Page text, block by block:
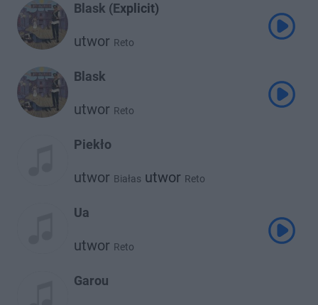
Blask (Explicit)
utwor Reto
Blask
utwor Reto
Piekło
utwor Białas utwor Reto
Ua
utwor Reto
Garou